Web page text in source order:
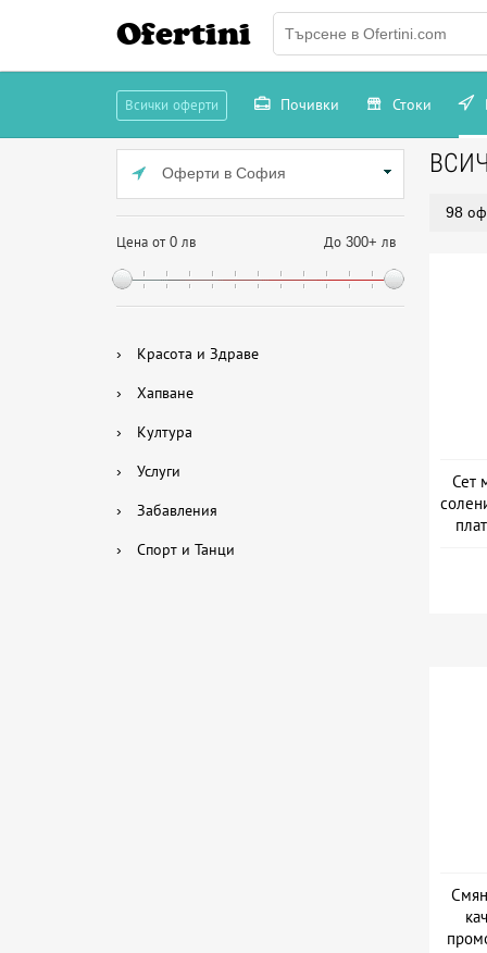
Ofertini
Всички оферти Почивки Стоки
Оферти в София
Цена от 0 лв До 300+ лв
› Красота и Здраве
› Хапване
› Култура
› Услуги
› Забавления
› Спорт и Танци
98
Сет